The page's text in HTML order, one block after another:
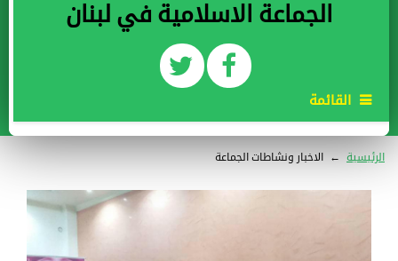
الجماعة الاسلامية في لبنان
القائمة
الرئيسية ← الاخبار ونشاطات الجماعة